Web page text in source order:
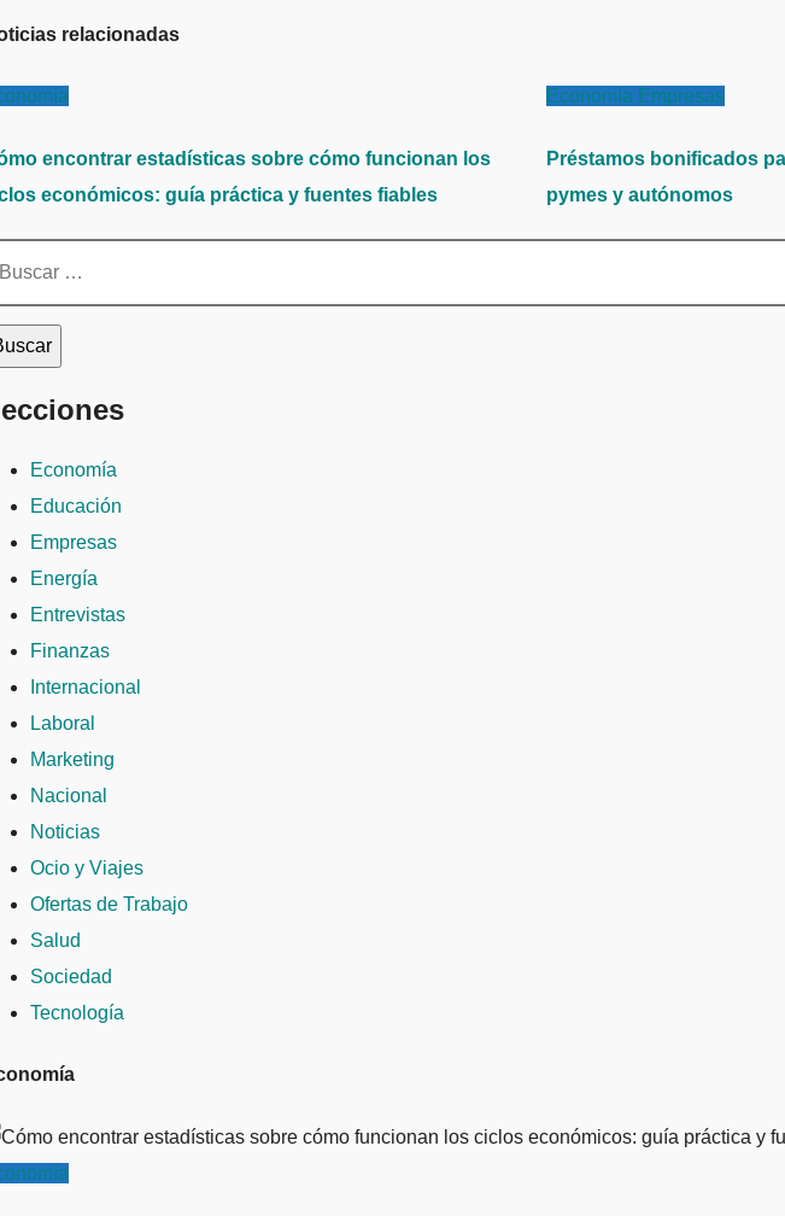
relacionadas
encontrar estadísticas sobre cómo funcionan los
económicos: guía práctica y fuentes fiables
Economía Empresas
Préstamos bonificados
pymes y autónomos
Economía
Educación
Empresas
Energía
Entrevistas
Finanzas
Internacional
Laboral
Marketing
Nacional
Noticias
Ocio y Viajes
Ofertas de Trabajo
Salud
Sociedad
Tecnología